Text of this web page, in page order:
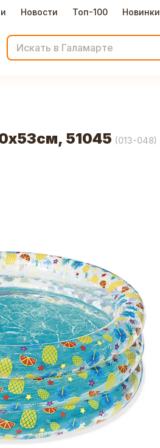
Новости Топ-100 Новинки
51045 (013-048)